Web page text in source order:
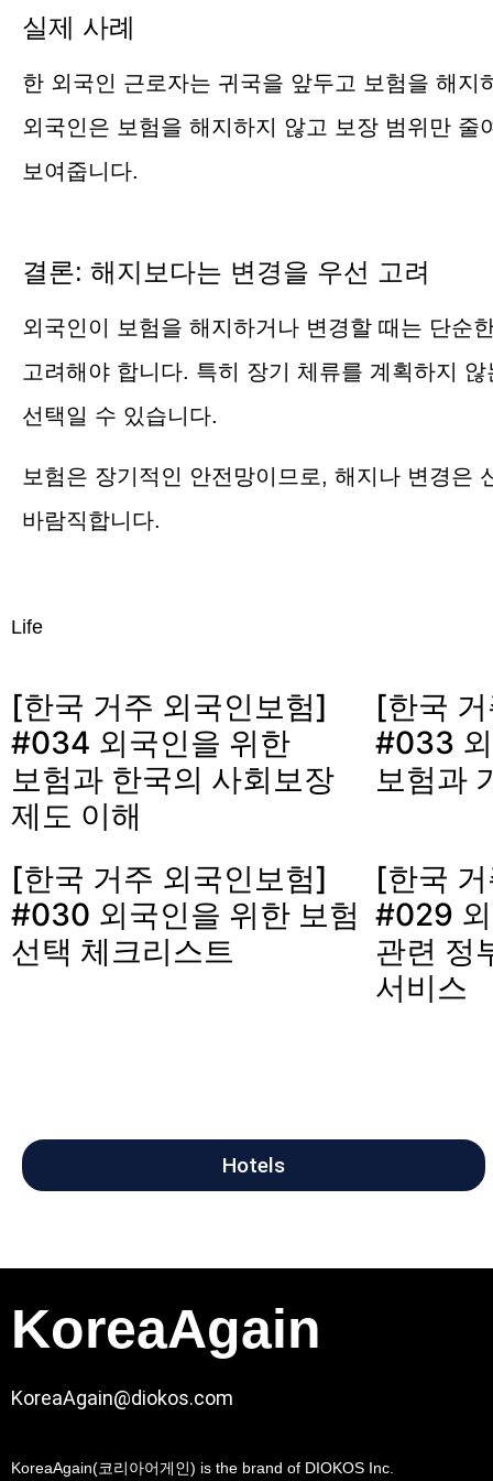
실제 사례
한 외국인 근로자는 귀국을 앞두고 보험을 해
외국인은 보험을 해지하지 않고 보장 범위만
보여줍니다.
결론: 해지보다는 변경을 우선 고려
외국인이 보험을 해지하거나 변경할 때는 단순
고려해야 합니다. 특히 장기 체류를 계획하지
선택일 수 있습니다.
보험은 장기적인 안전망이므로, 해지나 변경은
바람직합니다.
Life
[한국 거주 외국인보험]
#034 외국인을 위한
보험과 한국의 사회보장
제도 이해
[한국
#033
보험과
[한국 거주 외국인보험]
#030 외국인을 위한 보험
선택 체크리스트
[한국
#029
관련 정
서비스
Hotels
KoreaAgain
KoreaAgain@diokos.com
KoreaAgain(코리아어게인) is the brand of DIOKOS Inc.